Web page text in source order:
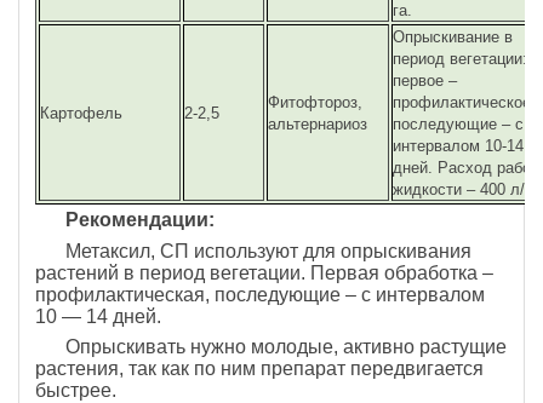
га.
Картофель 2-2,5
Фитофтороз,
альтернариоз
Опрыскивание в
период вегетации:
первое –
профилактическое,
последующие – с
интервалом 10-14
дней. Расход
жидкости – 400 л/га.
Рекомендации:
Метаксил, СП используют для опрыскивания
растений в период вегетации. Первая обработка –
профилактическая, последующие – с интервалом
10 — 14 дней.
Опрыскивать нужно молодые, активно растущие
растения, так как по ним препарат передвигается
быстрее.